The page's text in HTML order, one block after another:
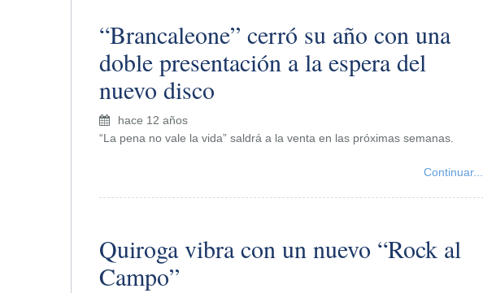
“Brancaleone” cerró su año con una
doble presentación a la espera del
nuevo disco
hace 12 años
“La pena no vale la vida” saldrá a la venta en las próximas semanas.
Continuar...
Quiroga vibra con un nuevo “Rock al
Campo”